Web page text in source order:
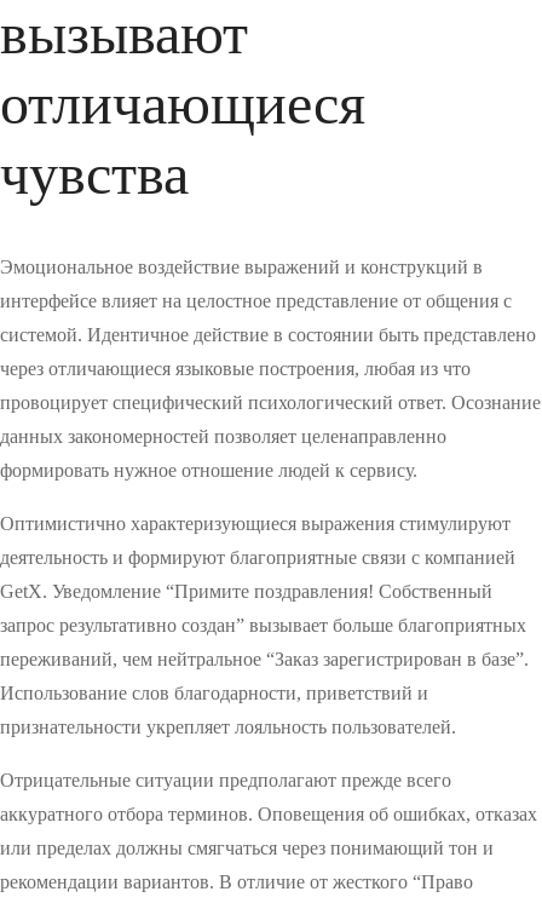
вызывают
отличающиеся
чувства
Эмоциональное воздействие выражений и конструкций в
интерфейсе влияет на целостное представление от общения с
системой. Идентичное действие в состоянии быть представлено
через отличающиеся языковые построения, любая из что
провоцирует специфический психологический ответ. Осознание
данных закономерностей позволяет целенаправленно
формировать нужное отношение людей к сервису.
Оптимистично характеризующиеся выражения стимулируют
деятельность и формируют благоприятные связи с компанией
GetX. Уведомление “Примите поздравления! Собственный
запрос результативно создан” вызывает больше благоприятных
переживаний, чем нейтральное “Заказ зарегистрирован в базе”.
Использование слов благодарности, приветствий и
признательности укрепляет лояльность пользователей.
Отрицательные ситуации предполагают прежде всего
аккуратного отбора терминов. Оповещения об ошибках, отказах
или пределах должны смягчаться через понимающий тон и
рекомендации вариантов. В отличие от жесткого “Право